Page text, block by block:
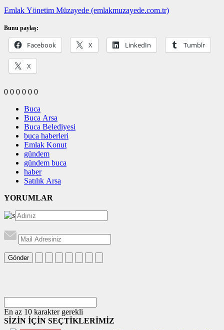
Emlak Yönetim Müzayede (emlakmuzayede.com.tr)
Bunu paylaş:
Facebook X LinkedIn Tumblr
X
0 0 0 0 0 0
Buca
Buca Arsa
Buca Belediyesi
buca haberleri
Emlak Konut
gündem
gündem buca
haber
Satılık Arsa
YORUMLAR
Gönder
En az 10 karakter gerekli
SİZİN İÇİN SEÇTİKLERİMİZ